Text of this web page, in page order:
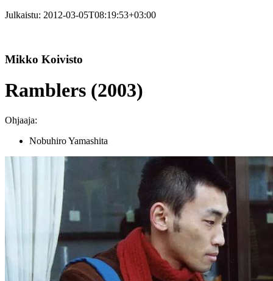
Julkaistu: 2012-03-05T08:19:53+03:00
Mikko Koivisto
Ramblers (2003)
Ohjaaja:
Nobuhiro Yamashita